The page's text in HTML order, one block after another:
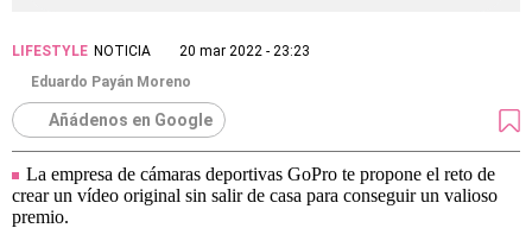
LIFESTYLE NOTICIA
20 mar 2022 - 23:23
Eduardo Payán Moreno
Añádenos en Google
La empresa de cámaras deportivas GoPro te propone el reto de
crear un vídeo original sin salir de casa para conseguir un valioso
premio.